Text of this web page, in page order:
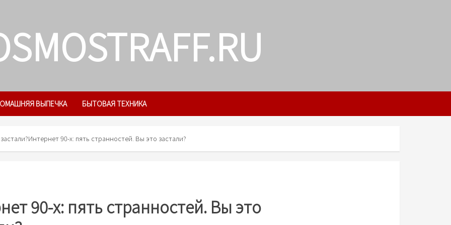
ВЫПЕЧКА БЫТОВАЯ ТЕХНИКА
Интернет 90-х: пять странностей. Вы это застали?
90-х: пять странностей. Вы это